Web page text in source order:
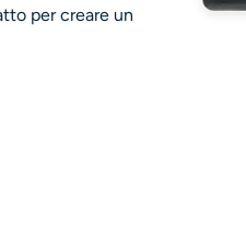
per creare un